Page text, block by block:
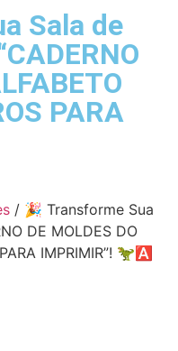
Sala de
PARA
/ 🎉 Transforme Sua
DE MOLDES DO
IMPRIMIR”! 🦖🅰️